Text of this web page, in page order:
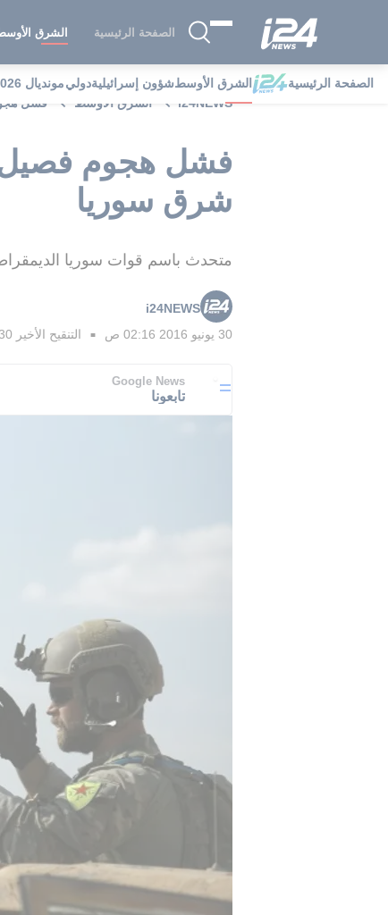
الصفحة الرئيسية الشرق
الصفحة الرئيسية الشرق الأوسطشؤون إسرائيليةدوليمونديال 2026
i24NEWS
الشرق الأوسط فشل
فشل هجوم فصيل
شرق سوريا
متحدث باسم قوات سوريا
i24NEWS
30 يونيو 2016 02:16 ص
■ التنقيح الأخير 30 يونيو 2016 06:30 ص
Google News
تابعونا